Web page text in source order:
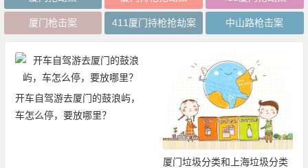
厦门枪击案 411厦门持枪抢劫案 中山路枪击案
开车自驾游去厦门的鼓浪屿，
车怎么停，要放哪里？
厦门垃圾分类和上海垃圾分类